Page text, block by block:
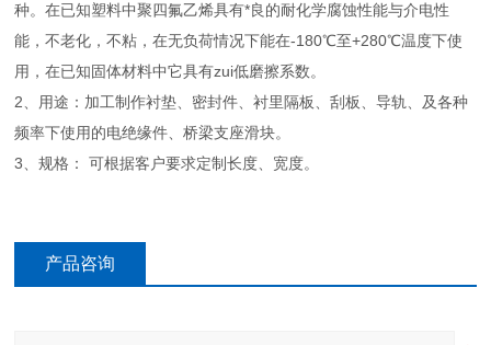
种。在已知塑料中聚四氟乙烯具有*良的耐化学腐蚀性能与介电性
能，不老化，不粘，在无负荷情况下能在-180℃至+280℃温度下使
用，在已知固体材料中它具有zui低磨擦系数。
2、用途：加工制作衬垫、密封件、衬里隔板、刮板、导轨、及各种
频率下使用的电绝缘件、桥梁支座滑块。
3、规格： 可根据客户要求定制长度、宽度。
产品咨询